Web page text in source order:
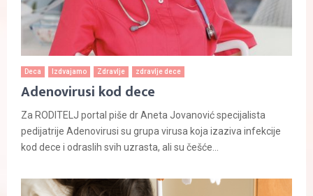
Deca Izdvajamo Zdravlje zdravlje dece
Adenovirusi kod dece
Za RODITELJ portal piše dr Aneta Jovanović specijalista
pedijatrije Adenovirusi su grupa virusa koja izaziva infekcije
kod dece i odraslih svih uzrasta, ali su češće...